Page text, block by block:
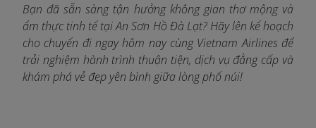
Bạn đã sẵn sàng tận hưởng không gian thơ mộng và
ẩm thực tinh tế tại An Sơn Hồ Đà Lạt? Hãy lên kế hoạch
cho chuyến đi ngay hôm nay cùng Vietnam Airlines để
trải nghiệm hành trình thuận tiện, dịch vụ đẳng cấp và
khám phá vẻ đẹp yên bình giữa lòng phố núi!